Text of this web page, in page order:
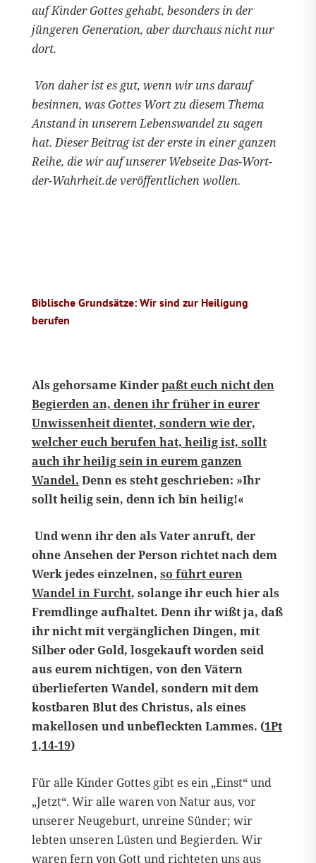
auf Kinder Gottes gehabt, besonders in der
jüngeren Generation, aber durchaus nicht nur
dort.
Von daher ist es gut, wenn wir uns darauf
besinnen, was Gottes Wort zu diesem Thema
Anstand in unserem Lebenswandel zu sagen
hat. Dieser Beitrag ist der erste in einer ganzen
Reihe, die wir auf unserer Webseite Das-Wort-
der-Wahrheit.de veröffentlichen wollen.
Biblische Grundsätze: Wir sind zur Heiligung
berufen
Als gehorsame Kinderpaßt euch nicht den
Begierden an, denen ihr früher in eurer
Unwissenheit dientet, sondern wie der,
welcher euch berufen hat, heilig ist, sollt
auch ihr heilig sein in eurem ganzen
Wandel. Denn es steht geschrieben: »Ihr
sollt heilig sein, denn ich bin heilig!«
Und wenn ihr den als Vater anruft, der
ohne Ansehen der Person richtet nach dem
Werk jedes einzelnen, so führt euren
Wandel in Furcht, solange ihr euch hier als
Fremdlinge aufhaltet. Denn ihr wißt ja, daß
ihr nicht mit vergänglichen Dingen, mit
Silber oder Gold, losgekauft worden seid
aus eurem nichtigen, von den Vätern
überlieferten Wandel, sondern mit dem
kostbaren Blut des Christus, als eines
makellosen und unbefleckten Lammes. (1Pt
1,14-19)
Für alle Kinder Gottes gibt es ein „Einst“ und
„Jetzt“. Wir alle waren von Natur aus, vor
unserer Neugeburt, unreine Sünder; wir
lebten unseren Lüsten und Begierden. Wir
waren fern von Gott und richteten uns aus